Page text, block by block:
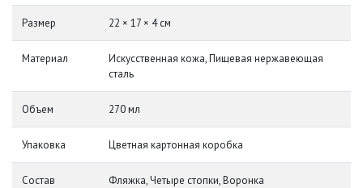
Размер 22 × 17 × 4 см
Материал
Искусственная кожа, Пищевая нержавеющая
сталь
Объем 270 мл
Упаковка Цветная картонная коробка
Состав
Фляжка, Четыре стопки, Воронка